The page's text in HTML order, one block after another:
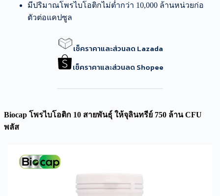
มีปริมาณโพรไบโอติกไม่ต่ำกว่า 10,000 ล้านหน่วยก่อ
ตัวต่อแคปซูล
เช็คราคาและส่วนลด Lazada
เช็คราคาและส่วนลด Shopee
Biocap โพรไบโอติก 10 สายพันธุ์ ให้จุลินทรีย์ 750 ล้าน CFU
พลัส